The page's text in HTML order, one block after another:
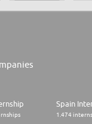
Spain
1.474